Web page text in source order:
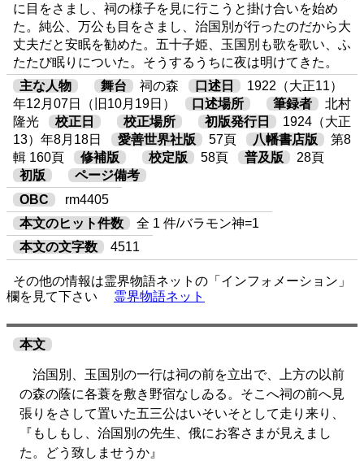
に目をさまし、祠の様子を見に行こうと掛け合いを始め
た。純公、万公も目をさまし、治国別が行ったのだから大
丈夫だと安眠を勧めた。五十子姫、玉国別も歌を歌い、ふ
たたび眠りについた。そうするうちに夜は明けてきた。
主な人物
舞台 祠の森 口述日
1922（大正11）
年12月07日（旧10月19日）
口述場所 筆録者
北村
隆光
校正日 校正場所 初版発行日
1924（大正
13）年8月18日
愛善世界社版 57頁 八幡書店版
第8
輯 160頁
修補版 校定版 58頁 普及版
28頁
初版
ページ備考
OBC
rm4405
本文のヒット件数
全 1 件/バラモン神=1
本文の文字数
4511
その他の情報は霊界物語ネットの「インフォメーション」
欄を見て下さい
霊界物語ネット
本文
治国別、玉国別の一行は祠の前を立出で、上方の以前
の森の蔭に各蓑を敷き野宿なしゐる。そこへ祠の前へ見
張りをさして置いた五三公はいそいそとして走り来り、
『もしもし、治国別の先生、俄にお客さまが見えまし
た。どう致しませうか』